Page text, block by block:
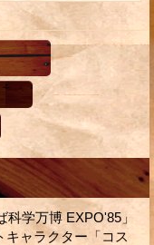
学万博 EXPO'85」
ャラクター「コス